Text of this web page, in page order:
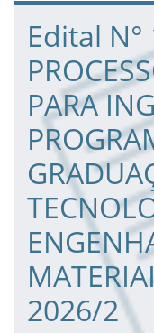
Fim da navegação
Início do conteúdo
Edital
PARA
2026/2